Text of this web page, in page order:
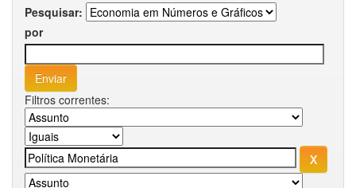
Pesquisar:
por
Filtros correntes: